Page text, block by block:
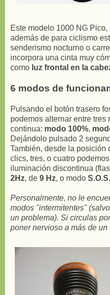
Este modelo 1000 NG
además de para ciclismo
senderismo nocturno o
incorpora una cinta muy
como luz frontal en la
6 modos de
Pulsando el botón trasero
podemos alternar entre tres
continua: modo 100%,
Dejándolo pulsado 2
También, desde la posición
clics, tres, o cuatro
iluminación discontinua
2Hz, de 9 Hz, o modo S.O.S.
Personalmente, no le
modos "intermitentes"
un problema). Si circulas
poner nervioso a más de un